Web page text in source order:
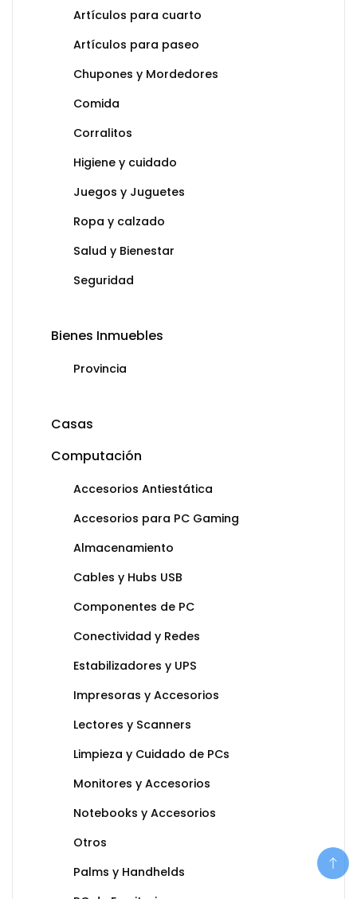
Artículos para cuarto
Artículos para paseo
Chupones y Mordedores
Comida
Corralitos
Higiene y cuidado
Juegos y Juguetes
Ropa y calzado
Salud y Bienestar
Seguridad
Bienes Inmuebles
Provincia
Casas
Computación
Accesorios Antiestática
Accesorios para PC Gaming
Almacenamiento
Cables y Hubs USB
Componentes de PC
Conectividad y Redes
Estabilizadores y UPS
Impresoras y Accesorios
Lectores y Scanners
Limpieza y Cuidado de PCs
Monitores y Accesorios
Notebooks y Accesorios
Otros
Palms y Handhelds